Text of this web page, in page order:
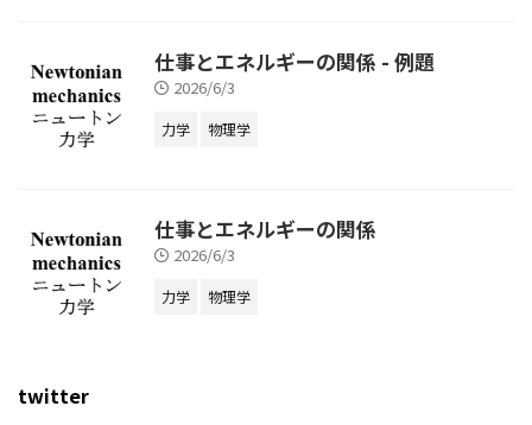
仕事とエネルギーの関係 - 例題
2026/6/3
力学 物理学
仕事とエネルギーの関係
2026/6/3
力学 物理学
twitter